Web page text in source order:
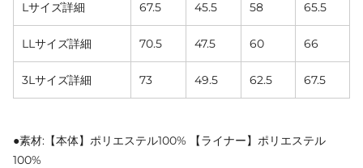
Lサイズ詳細 67.5 45.5 58 65.5
LLサイズ詳細 70.5 47.5 60 66
3Lサイズ詳細 73 49.5 62.5 67.5
●素材:【本体】ポリエステル100% 【ライナー】ポリエステル
100%